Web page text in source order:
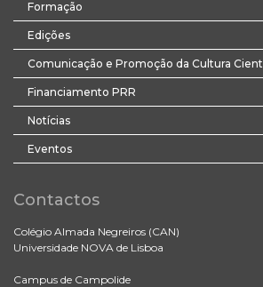
Formação
Edições
Comunicação e Promoção da Cultura
Financiamento PRR
Notícias
Eventos
Contactos
Colégio Almada Negreiros (CAN)
Universidade NOVA de Lisboa
Campus de Campolide